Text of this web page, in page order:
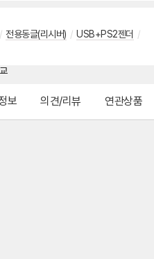
/ 전용동글(리시버) / USB+PS2젠더 /
보 의견/리뷰 연관상품